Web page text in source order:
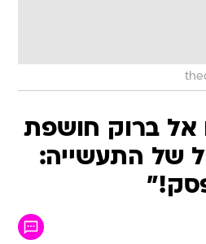
אל ברוק חושפת
של התעשייה: